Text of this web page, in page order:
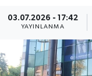
03.07.2026 - 17:42
YAYINLANMA